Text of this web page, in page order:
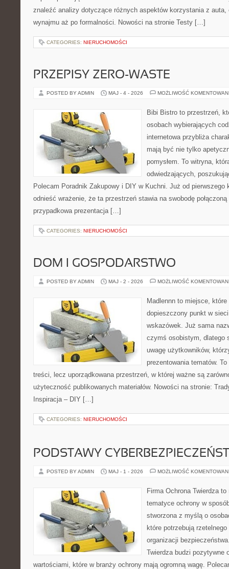
znaleźć analizy dotyczące różnych aspektów korzystania z auta,
wynajmu aż po formalności. Nowości na stronie Testy […]
CATEGORIES: NIERUCHOMOŚCI
PRZEPISY ZERO-WASTE
POSTED BY ADMIN MAJ - 4 - 2026 MOŻLIWOŚĆ
Bibi Bistro to przestrzeń,
osobach wybierających
internetowa przybliża
mają być nie tylko
pomysłem. To witryna,
odwiedzających,
Polecam Poradnik Zakupowy i DIY w Kuchni. Już od pierwszego
odnieść wrażenie, że ta przestrzeń stawia na swobodę
przypadkowa prezentacja […]
CATEGORIES: NIERUCHOMOŚCI
DOM I GOSPODARSTWO
POSTED BY ADMIN MAJ - 2 - 2026 MOŻLIWOŚĆ
Madlennn to miejsce,
dopieszczony punkt w
wskazówek. Już sama
czymś osobistym, dlatego
uwagę użytkowników,
prezentowania tematów.
treści, lecz uporządkowana przestrzeń, w której ważne są
użyteczność publikowanych materiałów. Nowości na stronie:
Inspiracja – DIY […]
CATEGORIES: NIERUCHOMOŚCI
PODSTAWY
POSTED BY ADMIN MAJ - 1 - 2026 MOŻLIWOŚĆ
Firma Ochrona Twierdza
tematyce ochrony w
stworzona z myślą o
które potrzebują
organizacji
Twierdza budzi pozytywne
wartościami, które w branży ochrony mają ogromną wagę.